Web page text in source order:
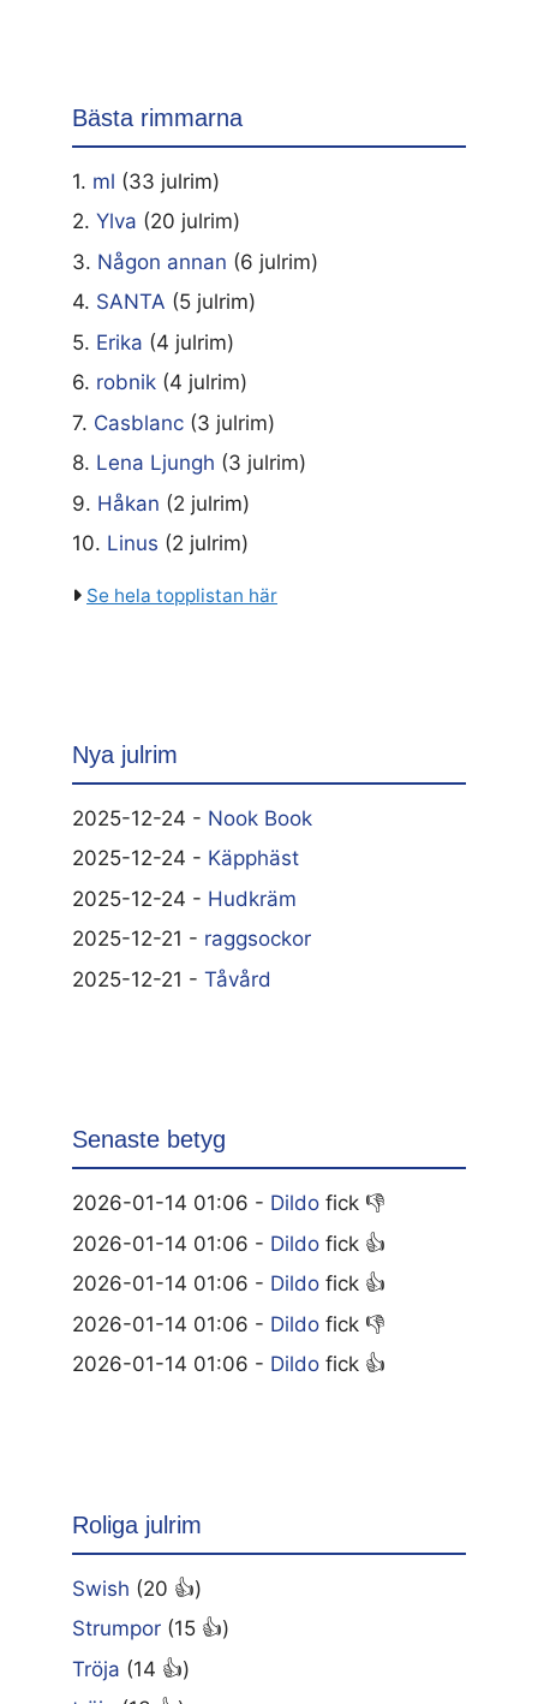
Bästa rimmarna
1. ml (33 julrim)
2. Ylva (20 julrim)
3. Någon annan (6 julrim)
4. SANTA (5 julrim)
5. Erika (4 julrim)
6. robnik (4 julrim)
7. Casblanc (3 julrim)
8. Lena Ljungh (3 julrim)
9. Håkan (2 julrim)
10. Linus (2 julrim)
Se hela topplistan här
Nya julrim
2025-12-24 - Nook Book
2025-12-24 - Käpphäst
2025-12-24 - Hudkräm
2025-12-21 - raggsockor
2025-12-21 - Tåvård
Senaste betyg
2026-01-14 01:06 - Dildo fick 👎
2026-01-14 01:06 - Dildo fick 👍
2026-01-14 01:06 - Dildo fick 👍
2026-01-14 01:06 - Dildo fick 👎
2026-01-14 01:06 - Dildo fick 👍
Roliga julrim
Swish (20 👍)
Strumpor (15 👍)
Tröja (14 👍)